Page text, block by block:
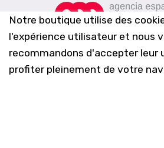
Notre boutique utilise des
l'expérience utilisateur et nous
recommandons d'accepter leur
profiter pleinement de votre